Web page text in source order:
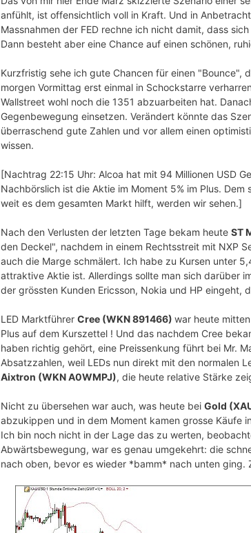
anfühlt, ist offensichtlich voll in Kraft. Und in
Massnahmen der FED rechne ich nicht damit, dass
Dann besteht aber eine Chance auf einen schönen,
Kurzfristig sehe ich gute Chancen für einen "Bounce",
morgen Vormittag erst einmal in Schockstarre
Wallstreet wohl noch die 1351 abzuarbeiten hat.
Gegenbewegung einsetzen. Verändert könnte das
überraschend gute Zahlen und vor allem einen
wissen.
[Nachtrag 22:15 Uhr: Alcoa hat mit 94 Millionen USD
Nachbörslich ist die Aktie im Moment 5% im Plus.
weit es dem gesamten Markt hilft, werden wir sehen.]
Nach den Verlusten der letzten Tage bekam heute ST
den Deckel", nachdem in einem Rechtsstreit mit NXP
auch die Marge schmälert. Ich habe zu Kursen unter
attraktive Aktie ist. Allerdings sollte man sich darüber
der grössten Kunden Ericsson, Nokia und HP eingeht,
LED Marktführer Cree (WKN 891466) war heute
Plus auf dem Kurszettel ! Und das nachdem Cree
haben richtig gehört, eine Preissenkung führt bei Mr.
Absatzzahlen, weil LEDs nun direkt mit den normalen
Aixtron (WKN A0WMPJ), die heute relative Stärke
Nicht zu übersehen war auch, was heute bei Gold
abzukippen und in dem Moment kamen grosse Käufe
Ich bin noch nicht in der Lage das zu werten,
Abwärtsbewegung, war es genau umgekehrt: die
nach oben, bevor es wieder *bamm* nach unten ging.